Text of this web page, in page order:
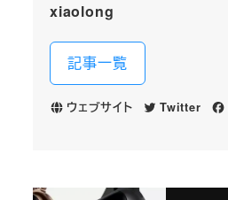
xiaolong
記事一覧
ウェブサイト Twitter